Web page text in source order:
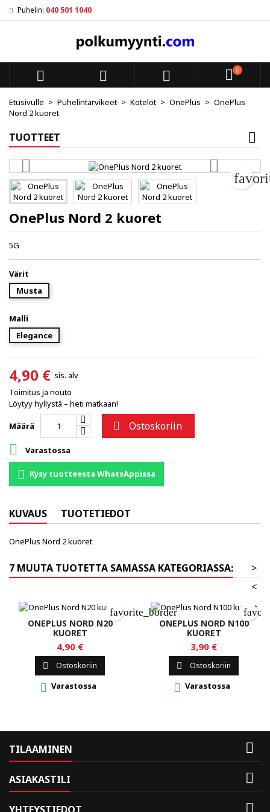
Puhelin: 040 501 1040
   0
Etusivulle Puhelintarvikeet Kotelot OnePlus
OnePlus
Nord 2 kuoret
TUOTTEET
OnePlus Nord 2 kuoret
5G
Värit
Musta
Malli
Elegance
4,90 € sis. alv
Toimitus ja nouto
Löytyy hyllystä – heti matkaan!
Määrä  Ostoskoriin
 Varastossa
Kysy tuotteesta WhatsAppissa
KUVAUS TUOTETIEDOT
OnePlus Nord 2 kuoret
7 MUUTA TUOTETTA SAMASSA KATEGORIASSA:
>
<
ONEPLUS NORD N20
KUORET
4,90 €
 Ostoskoriin
 Varastossa
favorite_border
ONEPLUS NORD N100
KUORET
3,90 €
 Ostoskoriin
 Varastossa
TILAAMINEN 
ASIAKASTILI 

My wishlists
add_circle_outline
Create new list
Luo toivelista
Toivelistan nimi
Kirjaudu sisään
Sinun pitää olla kirjautunut jotta voit lisätä tuotteita